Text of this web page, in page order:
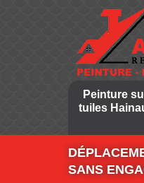
Peinture
tuiles
SANS